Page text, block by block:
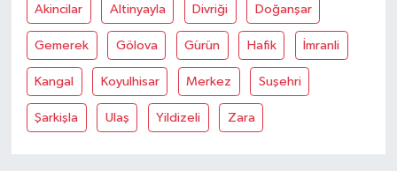
Akincilar Altinyayla Divriği Doğanşar
Gemerek Gölova Gürün Hafik İmranli
Kangal Koyulhisar Merkez Suşehri
Şarkişla Ulaş Yildizeli Zara